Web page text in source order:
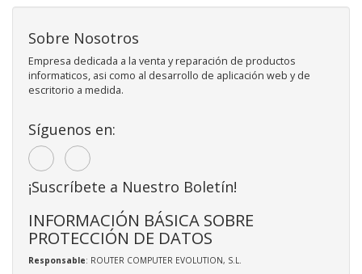
Sobre Nosotros
Empresa dedicada a la venta y reparación de productos
informaticos, asi como al desarrollo de aplicación web y de
escritorio a medida.
Síguenos en:
¡Suscríbete a Nuestro Boletín!
INFORMACIÓN BÁSICA SOBRE
PROTECCIÓN DE DATOS
Responsable: ROUTER COMPUTER EVOLUTION, S.L.